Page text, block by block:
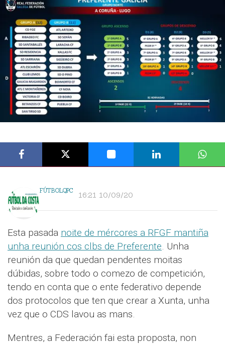
FÚTBOLQPC 16:21 10/09/20
Esta pasada noite de mércores a RFGF mantiña
unha reunión cos clbs de Preferente. Unha
reunión da que quedan pendentes moitas
dúbidas, sobre todo o comezo de competición,
tendo en conta que o ente federativo depende
dos protocolos que ten que crear a Xunta, unha
vez que o CDS lavou as mans.
Mentres, a Federación fai esta proposta, non